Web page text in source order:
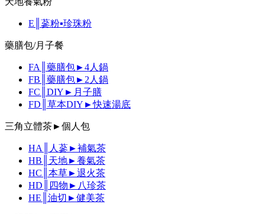
E║蔘粉▪珍珠粉
藥膳包/月子餐
FA║藥膳包►4人鍋
FB║藥膳包►2人鍋
FC║DIY►月子膳
FD║草本DIY►快速湯底
三角立體茶►個人包
HA║人蔘►補氣茶
HB║天地►養氣茶
HC║本草►退火茶
HD║四物►八珍茶
HE║油切►健美茶